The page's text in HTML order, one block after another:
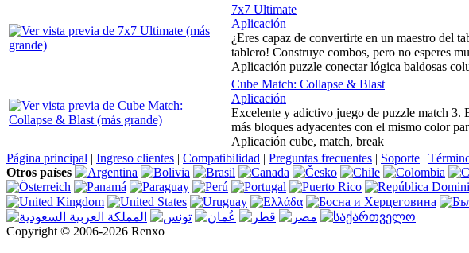
7x7 Ultimate
Aplicación
¿Eres capaz de convertirte en un maestro del
tablero! Construye combos, pero no esperes
Aplicación puzzle conectar lógica baldosas
Cube Match: Collapse & Blast
Aplicación
Excelente y adictivo juego de puzzle match 3.
más bloques adyacentes con el mismo color
Aplicación cube, match, break
Página principal | Ingreso clientes | Compatibilidad | Preguntas frecuentes | Soporte |
Otros países
Copyright © 2006-2026 Renxo